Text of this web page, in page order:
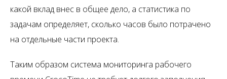
какой вклад внес в общее дело, а статистика по
задачам определяет, сколько часов было потрачено
на отдельные части проекта.
Таким образом система мониторинга рабочего